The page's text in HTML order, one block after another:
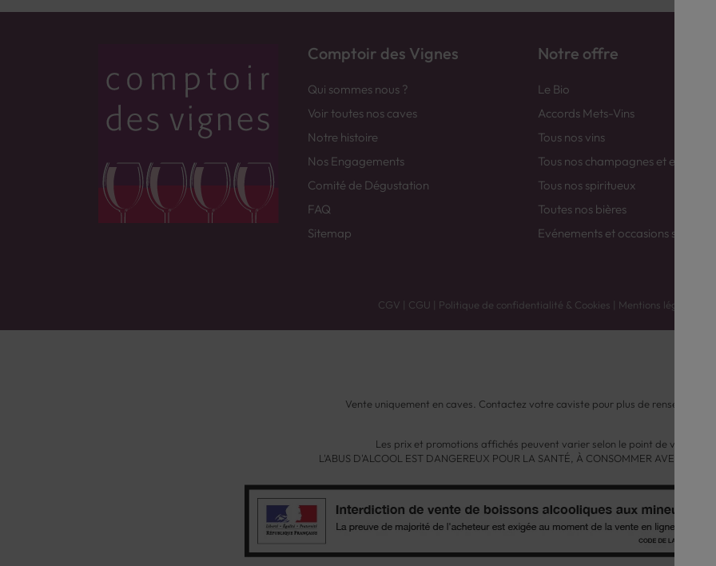
Comptoir des Vignes
Qui sommes nous ?
Voir toutes nos caves
Notre histoire
Nos Engagements
Comité de Dégustation
FAQ
Sitemap
Notre offre
Le Bio
Accords Mets-Vins
Tous nos vins
Tous nos champagnes et
Tous nos spiritueux
Toutes nos bières
Evénements et occasions spéciales
CGV | CGU | Politique de confidentialité & Cookies | Mentions légales
Vente uniquement en caves. Contactez votre caviste pour plus de
Les prix et promotions affichés peuvent varier selon le point de vente.
L'ABUS D'ALCOOL EST DANGEREUX POUR LA SANTÉ, À CONSOMMER AVEC